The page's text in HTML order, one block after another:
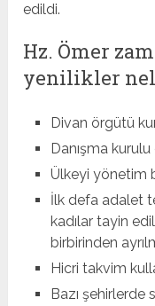
edildi.
Hz. Ömer
yenilikler
Divan örgütü
Danışma
Ülkeyi yönetim
İlk defa adalet
kadılar tayin
birbirinden
Hicri takvim
Bazı şehirlerde